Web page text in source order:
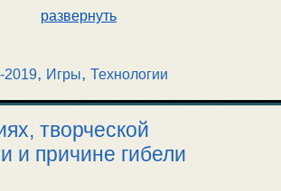
развернуть
2019, Игры,Технологии
творческой
и причине гибели